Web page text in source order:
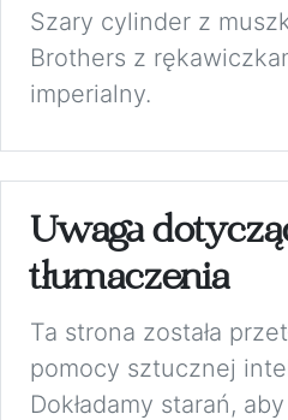
Szary cylinder z
Brothers z
imperialny.
Uwaga
tłumaczenia
Ta strona została
pomocy sztucznej
Dokładamy starań,